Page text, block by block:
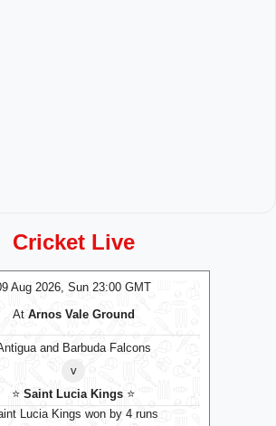
Cricket Live
Aug 2026, Sun 23:00 GMT
At Arnos Vale Ground
and Barbuda Falcons
v
⭐ Saint Lucia Kings ⭐
Lucia Kings won by 4 runs